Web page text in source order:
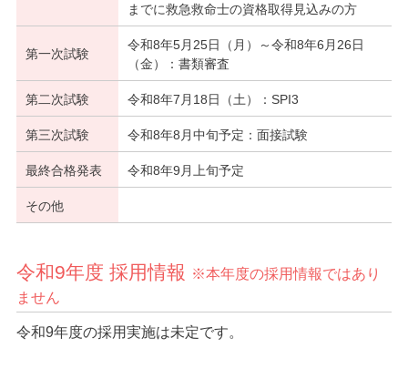
までに救急救命士の資格取得見込みの方
第一次試験
令和8年5月25日（月）～令和8年6月26日
（金）：書類審査
第二次試験 令和8年7月18日（土）：SPI3
第三次試験 令和8年8月中旬予定：面接試験
最終合格発表 令和8年9月上旬予定
その他
令和9年度 採用情報 ※本年度の採用情報ではあり
ません
令和9年度の採用実施は未定です。